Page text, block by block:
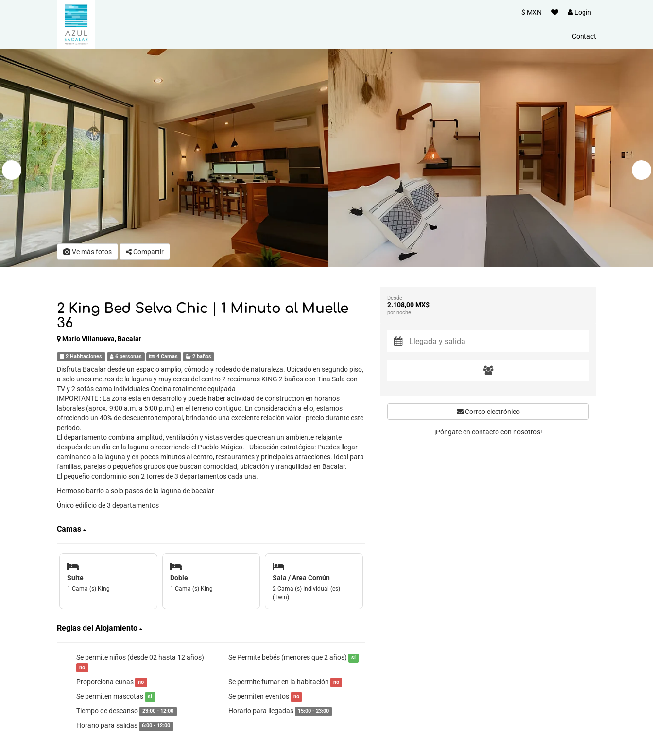
$ MXN Login
Contact
Ve más fotos Compartir
2 King Bed Selva Chic | 1 Minuto al Muelle
36
Mario Villanueva, Bacalar
2 Habitaciones 6 personas 4 Camas 2 baños
Disfruta Bacalar desde un espacio amplio, cómodo y rodeado de naturaleza. Ubicado en segundo piso,
a solo unos metros de la laguna y muy cerca del centro 2 recámaras KING 2 baños con Tina Sala con
TV y 2 sofás cama individuales Cocina totalmente equipada
IMPORTANTE : La zona está en desarrollo y puede haber actividad de construcción en horarios
laborales (aprox. 9:00 a.m. a 5:00 p.m.) en el terreno contiguo. En consideración a ello, estamos
ofreciendo un 40% de descuento temporal, brindando una excelente relación valor–precio durante este
periodo.
El departamento combina amplitud, ventilación y vistas verdes que crean un ambiente relajante
después de un día en la laguna o recorriendo el Pueblo Mágico. - Ubicación estratégica: Puedes llegar
caminando a la laguna y en pocos minutos al centro, restaurantes y principales atracciones. Ideal para
familias, parejas o pequeños grupos que buscan comodidad, ubicación y tranquilidad en Bacalar.
El pequeño condominio son 2 torres de 3 departamentos cada una.
Hermoso barrio a solo pasos de la laguna de bacalar
Único edificio de 3 departamentos
Camas
Suite
1 Cama (s) King
Doble
1 Cama (s) King
Sala / Area Común
2 Cama (s) Individual (es)
(Twin)
Reglas del Alojamiento
Se permite niños (desde 02 hasta 12 años)
no
Se Permite bebés (menores que 2 años) sí
Proporciona cunas no Se permite fumar en la habitación no
Se permiten mascotas sí Se permiten eventos no
Tiempo de descanso 23:00 - 12:00 Horario para llegadas 15:00 - 23:00
Horario para salidas 6:00 - 12:00
Desde
2.108,00 MX$
por noche
Correo electrónico
¡Póngate en contacto con nosotros!